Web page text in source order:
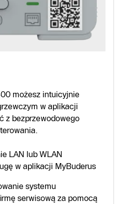
możesz intuicyjnie
w aplikacji
z bezprzewodowego
LAN lub WLAN
w aplikacji MyBuderus
systemu
serwisową za pomocą